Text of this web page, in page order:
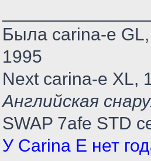
Была carina-e
1995
Next carina-e XL,
Английская
SWAP 7afe STD
У Carina E нет